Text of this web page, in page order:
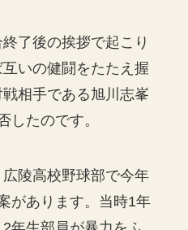
了後の挨拶で起こり
いの健闘をたたえ握
相手である旭川志峯
したのです。
陵高校野球部で今年
があります。当時1年